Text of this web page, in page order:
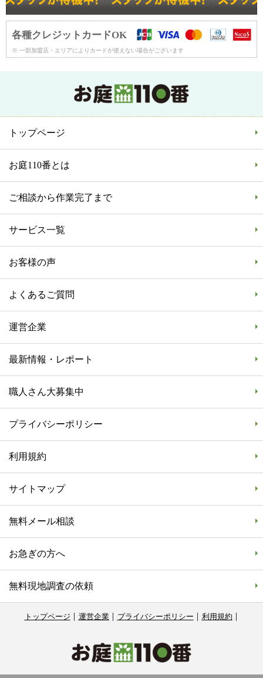
各種クレジットカードOK
※ 一部加盟店・エリアによりカードが使えない場合がございます
トップページ
お庭110番とは
ご相談から作業完了まで
サービス一覧
お客様の声
よくあるご質問
運営企業
最新情報・レポート
職人さん大募集中
プライバシーポリシー
利用規約
サイトマップ
無料メール相談
お急ぎの方へ
無料現地調査の依頼
トップページ 運営企業 プライバシーポリシー 利用規約